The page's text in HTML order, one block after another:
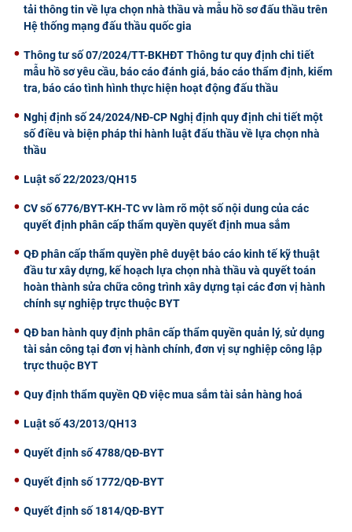
tải thông tin về lựa chọn nhà thầu và mẫu hồ sơ đấu thầu trên
Hệ thống mạng đấu thầu quốc gia
Thông tư số 07/2024/TT-BKHĐT Thông tư quy định chi tiết
mẫu hồ sơ yêu cầu, báo cáo đánh giá, báo cáo thẩm định, kiểm
tra, báo cáo tình hình thực hiện hoạt động đấu thầu
Nghị định số 24/2024/NĐ-CP Nghị định quy định chi tiết một
số điều và biện pháp thi hành luật đấu thầu về lựa chọn nhà
thầu
Luật số 22/2023/QH15
CV số 6776/BYT-KH-TC vv làm rõ một số nội dung của các
quyết định phân cấp thẩm quyền quyết định mua sắm
QĐ phân cấp thẩm quyền phê duyệt báo cáo kinh tế kỹ thuật
đầu tư xây dựng, kế hoạch lựa chọn nhà thầu và quyết toán
hoàn thành sửa chữa công trình xây dựng tại các đơn vị hành
chính sự nghiệp trực thuộc BYT
QĐ ban hành quy định phân cấp thẩm quyền quản lý, sử dụng
tài sản công tại đơn vị hành chính, đơn vị sự nghiệp công lập
trực thuộc BYT
Quy định thẩm quyền QĐ việc mua sắm tài sản hàng hoá
Luật số 43/2013/QH13
Quyết định số 4788/QĐ-BYT
Quyết định số 1772/QĐ-BYT
Quyết định số 1814/QĐ-BYT